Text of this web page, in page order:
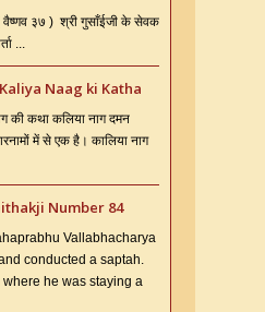
वैष्णव ३७ ) श्री गुसाँईजी के सेवक
...
Naag ki Katha
की कथा कलिया नाग दमन
में से एक है। कालिया नाग
Number 84
Vallabhacharya
conducted a saptah.
he was staying a